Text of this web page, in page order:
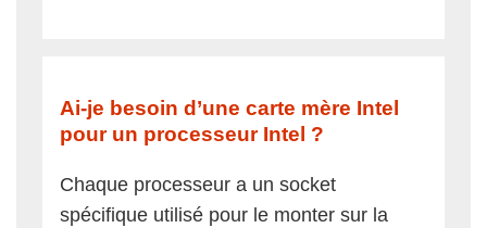
Ai-je besoin d’une carte mère Intel
pour un processeur Intel ?
Chaque processeur a un socket
spécifique utilisé pour le monter sur la